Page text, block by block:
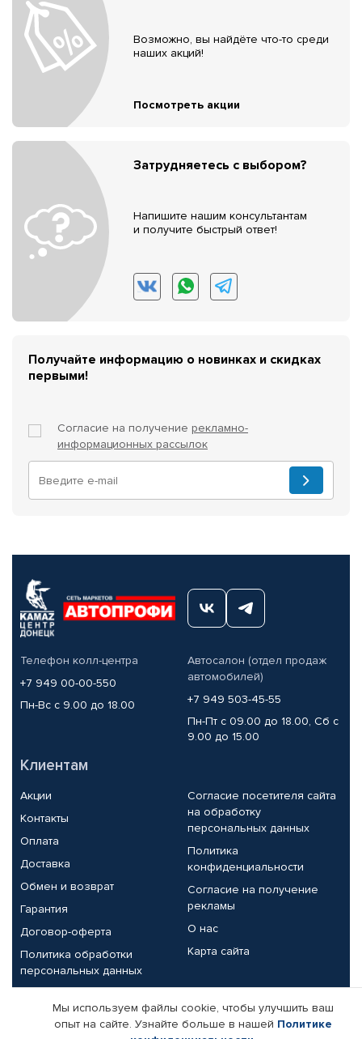
Возможно, вы найдёте что-то среди
наших акций!
Посмотреть акции
Затрудняетесь с выбором?
Напишите нашим консультантам
и получите быстрый ответ!
Получайте информацию о новинках и скидках
первыми!
Согласие на получение рекламно-
информационных рассылок
Телефон колл-центра
+7 949 00-00-550
Пн-Вс с 9.00 до 18.00
Автосалон (отдел продаж
автомобилей)
+7 949 503-45-55
Пн-Пт с 09.00 до 18.00, Сб с
9.00 до 15.00
Клиентам
Акции
Контакты
Оплата
Доставка
Обмен и возврат
Гарантия
Договор-оферта
Политика обработки
персональных данных
Согласие посетителя сайта
на обработку
персональных данных
Политика
конфиденциальности
Согласие на получение
рекламы
О нас
Карта сайта
Партнерам
Мы используем файлы cookie, чтобы улучшить ваш
опыт на сайте. Узнайте больше в нашей Политике